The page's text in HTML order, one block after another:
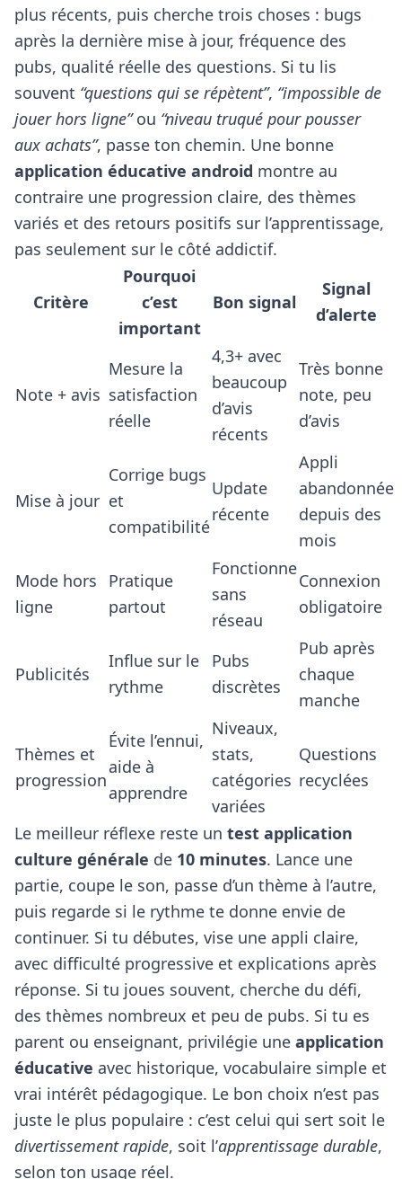
plus récents, puis cherche trois choses : bugs
après la dernière mise à jour, fréquence des
pubs, qualité réelle des questions. Si tu lis
souvent “questions qui se répètent”, “impossible de
jouer hors ligne”ou “niveau truqué pour pousser
aux achats”, passe ton chemin. Une bonne
application éducative android montre au
contraire une progression claire, des thèmes
variés et des retours positifs sur l’apprentissage,
pas seulement sur le côté addictif.
Critère
Pourquoi
c’est
important
Bon signal
Signal
d’alerte
Note + avis
Mesure la
satisfaction
réelle
4,3+ avec
beaucoup
d’avis
récents
Très bonne
note, peu
d’avis
Mise à jour
Corrige bugs
et
compatibilité
Update
récente
Appli
abandonnée
depuis des
mois
Mode hors
ligne
Pratique
partout
Fonctionne
sans
réseau
Connexion
obligatoire
Publicités
Influe sur le
rythme
Pubs
discrètes
Pub après
chaque
manche
Thèmes et
progression
Évite l’ennui,
aide à
apprendre
Niveaux,
stats,
catégories
variées
Questions
recyclées
Le meilleur réflexe reste un test application
culture générale de 10 minutes. Lance une
partie, coupe le son, passe d’un thème à l’autre,
puis regarde si le rythme te donne envie de
continuer. Si tu débutes, vise une appli claire,
avec difficulté progressive et explications après
réponse. Si tu joues souvent, cherche du défi,
des thèmes nombreux et peu de pubs. Si tu es
parent ou enseignant, privilégie une application
éducative avec historique, vocabulaire simple et
vrai intérêt pédagogique. Le bon choix n’est pas
juste le plus populaire : c’est celui qui sert soit le
divertissement rapide, soit l’apprentissage durable,
selon ton usage réel.